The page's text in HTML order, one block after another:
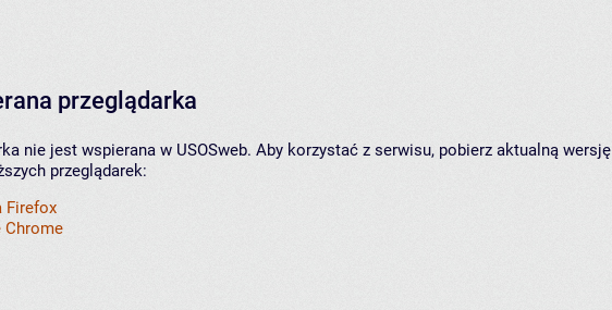
przeglądarka
nie jest wspierana w USOSweb. Aby korzystać z serwisu, pobierz aktualną wersję
przeglądarek:
Firefox
Chrome